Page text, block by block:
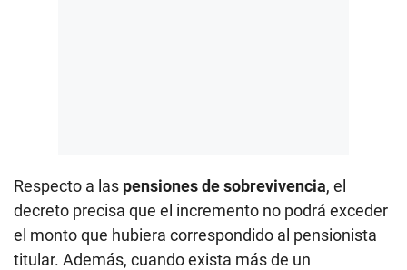
Respecto a las pensiones de sobrevivencia, el
decreto precisa que el incremento no podrá exceder
el monto que hubiera correspondido al pensionista
titular. Además, cuando exista más de un